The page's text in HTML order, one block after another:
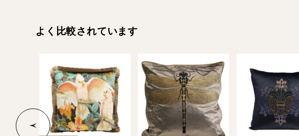
よく比較されています